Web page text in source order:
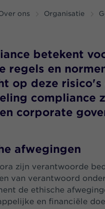
ons Organisatie
betekent
regels en
op deze risico's
compliance
corporate
afwegingen
zijn verantwoorde
van verantwoord
de ethische
en financiële